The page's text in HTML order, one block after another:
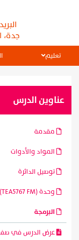
جدة،
تعليم
عناوين الدرس
مقدمة
المواد والأدوات
توصيل الدائرة
وحدة (TEA5767 FM)
البرمجة
عرض الدرس في